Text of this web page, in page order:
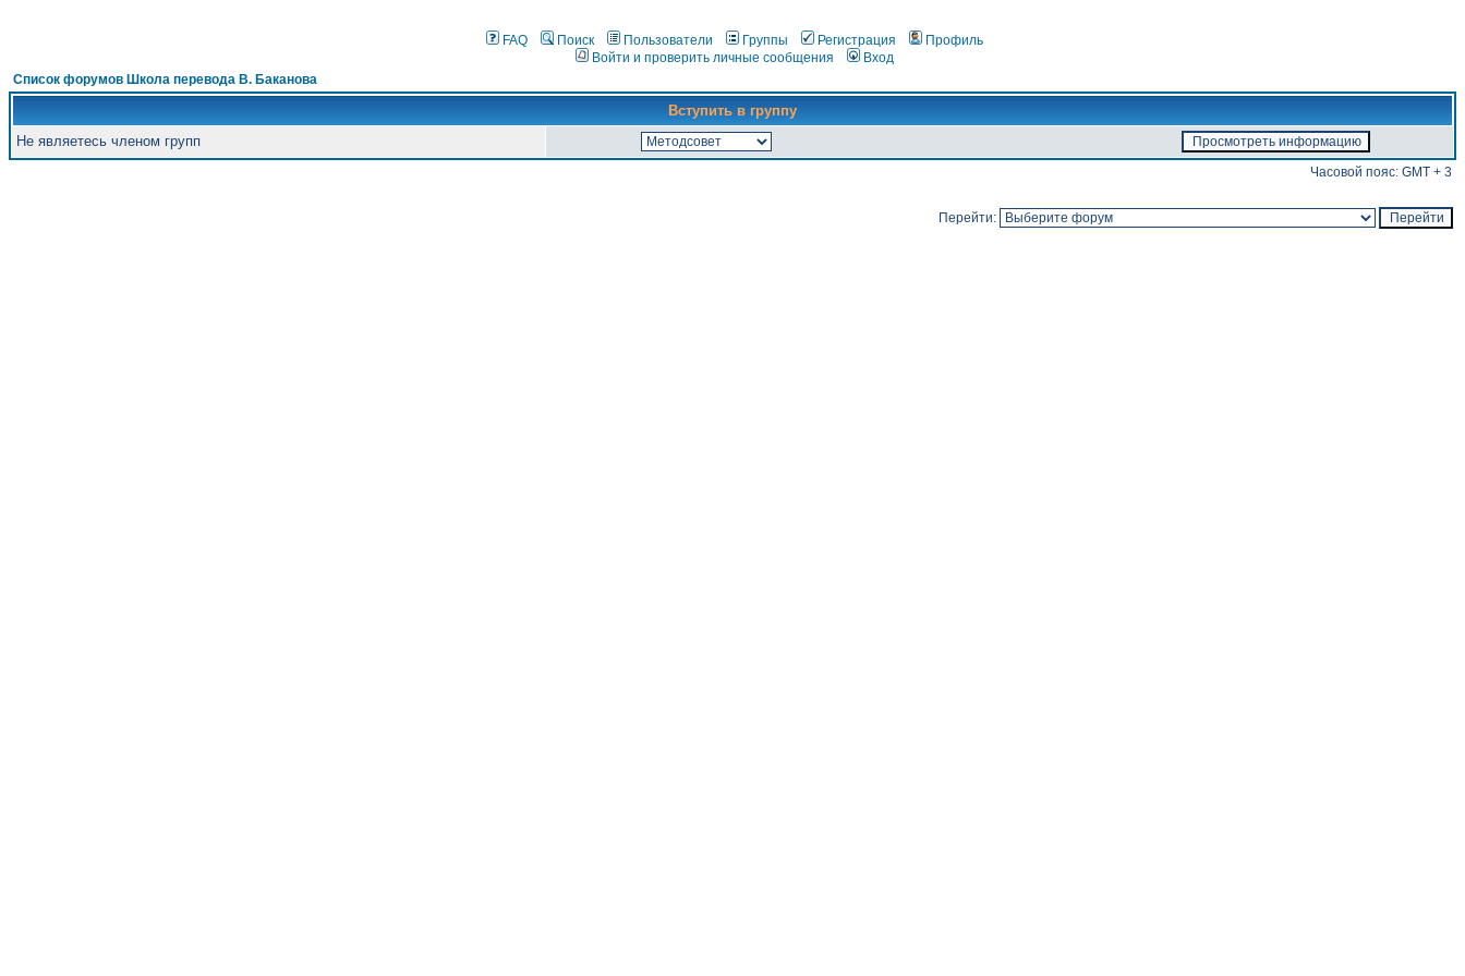
FAQ Поиск Пользователи Группы Регистрация
Профиль
Войти и проверить личные сообщения
Вход
Список форумов Школа перевода В. Баканова
Вступить в группу
Не являетесь членом групп
Часовой пояс: GMT + 3
Перейти: